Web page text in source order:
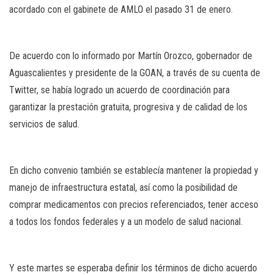
acordado con el gabinete de AMLO el pasado 31 de enero.
De acuerdo con lo informado por Martín Orozco, gobernador de
Aguascalientes y presidente de la GOAN, a través de su cuenta de
Twitter, se había logrado un acuerdo de coordinación para
garantizar la prestación gratuita, progresiva y de calidad de los
servicios de salud.
En dicho convenio también se establecía mantener la propiedad y
manejo de infraestructura estatal, así como la posibilidad de
comprar medicamentos con precios referenciados, tener acceso
a todos los fondos federales y a un modelo de salud nacional.
Y este martes se esperaba definir los términos de dicho acuerdo